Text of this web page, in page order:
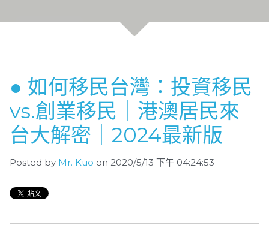
● 如何移民台灣：投資移民
vs.創業移民｜港澳居民來
台大解密｜2024最新版
Posted by Mr. Kuo on 2020/5/13 下午 04:24:53